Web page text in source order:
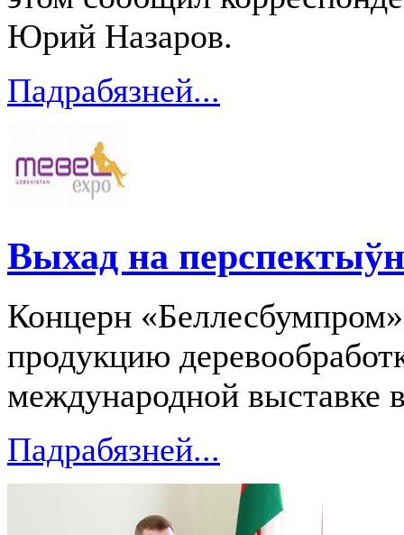
Юрий Назаров.
Падрабязней...
Выхад на
Концерн
продукцию
международной выставке
Падрабязней...